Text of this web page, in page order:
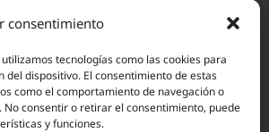
consentimiento
tecnologías como las cookies para
dispositivo. El consentimiento de estas
como el comportamiento de navegación o
consentir o retirar el consentimiento, puede
y funciones.